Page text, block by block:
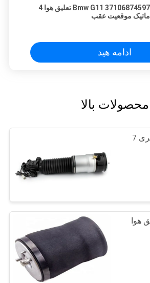
37106874597 Bmw G11 تعلیق هوا 4
ماتیک موقعیت عقب
ادامه هید
محصولات بالا
تعلیق هوا BMW سری 7